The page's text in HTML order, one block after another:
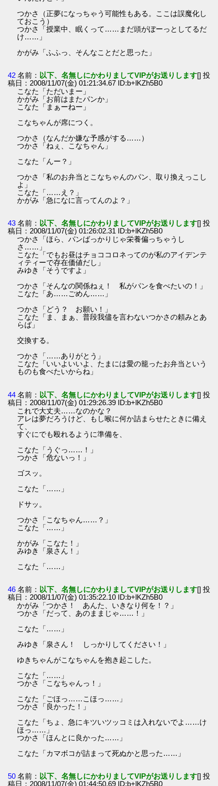
つかさ（正夢になっちゃう可能性もある。ここは誤魔化し
ておこう）
つかさ「授業中、眠くって……まだ頭がぼーっとしてるだ
け……」
かがみ「ふふっ、そんなことだと思った」
42 名前： 以下、名無しにかわりましてVIPがお送りします[] 投
稿日：2008/11/07(金) 01:21:34.67 ID:b+lKZh5B0
こなた「ただいまー」
かがみ「お前はまたパンか」
こなた「まぁーねー」
こなちゃんが席につく。
つかさ（なんだか嫌な予感がする……）
つかさ「ねぇ、こなちゃん」
こなた「んー？」
つかさ「私のお弁当とこなちゃんのパン、取り換えっこし
よ」
こなた「……え？」
かがみ「急になに言ってんのよ？」
43 名前： 以下、名無しにかわりましてVIPがお送りします[] 投
稿日：2008/11/07(金) 01:26:02.31 ID:b+lKZh5B0
つかさ「ほら、パンばっかりじゃ栄養偏っちゃうし
さ……」
こなた「でもお昼はチョココロネってのが私のアイデンテ
ィティーで存在価値だし」
みゆき「そうですよ」
つかさ「そんなの関係ねぇ！ 私がパンを食べたいの！」
こなた「あ……ごめん……」
つかさ「どう？ お願い！」
こなた「ま、まぁ、普段我儘を言わないつかさの頼みとあ
らば」
交換する。
つかさ「……ありがとう」
こなた「いいよいいよ、たまには愛の籠ったお弁当という
ものも食べたいからね」
44 名前： 以下、名無しにかわりましてVIPがお送りします[] 投
稿日：2008/11/07(金) 01:29:26.39 ID:b+lKZh5B0
これで大丈夫……なのかな？
アレは夢だろうけど、もし喉に何か詰まらせたときに備え
て、
すぐにでも殴れるように準備を、
こなた「うぐっ……！」
つかさ「危ないっ！」
ゴスッ。
こなた「……」
ドサッ。
つかさ「こなちゃん……？」
こなた「……」
かがみ「こなた！」
みゆき「泉さん！」
こなた「……」
46 名前： 以下、名無しにかわりましてVIPがお送りします[] 投
稿日：2008/11/07(金) 01:35:22.10 ID:b+lKZh5B0
かがみ「つかさ！ あんた、いきなり何を！？」
つかさ「だって、あのままじゃ……！」
こなた「……」
みゆき「泉さん！ しっかりしてください！」
ゆきちゃんがこなちゃんを抱き起こした。
こなた「……」
つかさ「こなちゃんっ！」
こなた「ごほっ……こほっ……」
つかさ「良かった！」
こなた「ちょ、急にキツいツッコミは入れないでよ……け
ほっ……」
つかさ「ほんとに良かった……」
こなた「カマボコが詰まって死ぬかと思った……」
50 名前： 以下、名無しにかわりましてVIPがお送りします[] 投
稿日：2008/11/07(金) 01:44:50.69 ID:b+lKZh5B0